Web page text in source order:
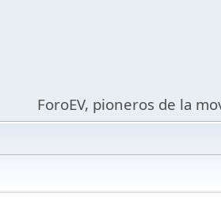
ForoEV, pioneros de la